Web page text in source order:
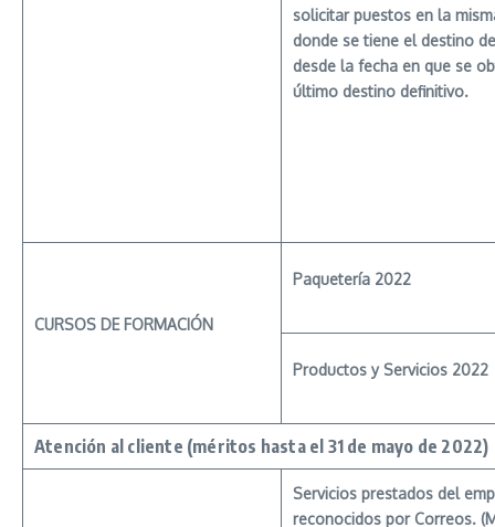
solicitar puestos en la
donde se tiene el destino
desde la fecha en que se
último destino definitivo.
CURSOS DE FORMACIÓN
Paquetería 2022
Productos y Servicios 2022
Atención al cliente (méritos hastael 31 de mayo de 2022)
Servicios prestados del
reconocidos por Correos.